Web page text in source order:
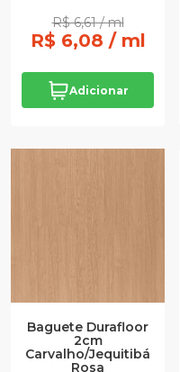
R$ 6,61 / ml
R$ 6,08 / ml
Adicionar
Baguete Durafloor
2cm
Carvalho/Jequitibá
Rosa